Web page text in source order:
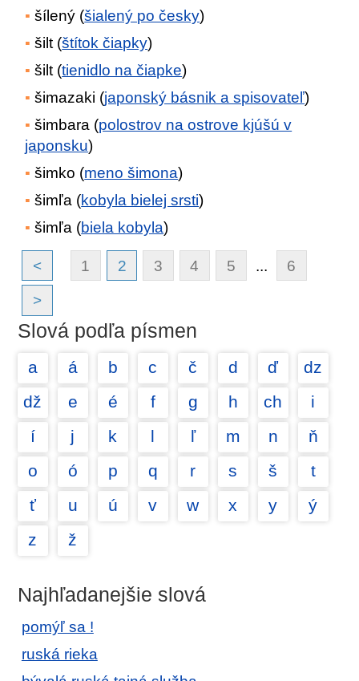
šílený (šialený po česky)
šilt (štítok čiapky)
šilt (tienidlo na čiapke)
šimazaki (japonský básnik a spisovateľ)
šimbara (polostrov na ostrove kjúšú v
japonsku)
šimko (meno šimona)
šimľa (kobyla bielej srsti)
šimľa (biela kobyla)
< 1 2 3 4 5 ... 6
>
Slová podľa písmen
a á b c č d ď
dz
dž
e é f g h ch
i
í
j k l ľ m n
ň
o
ó p q r s š
t
ť
u ú v w x y
ý
z
ž
Najhľadanejšie slová
pomýľ sa !
ruská rieka